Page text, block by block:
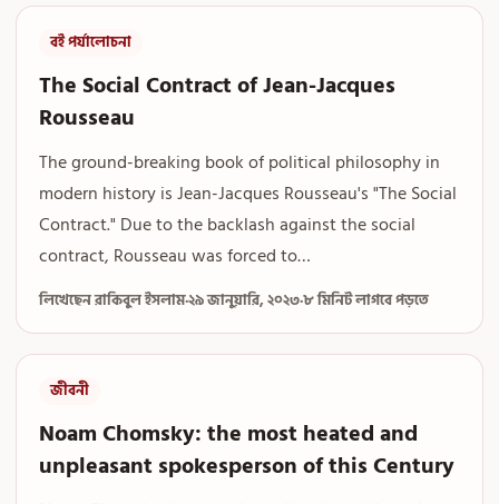
বই পর্যালোচনা
The Social Contract of Jean-Jacques
Rousseau
The ground-breaking book of political philosophy in
modern history is Jean-Jacques Rousseau's "The Social
Contract." Due to the backlash against the social
contract, Rousseau was forced to…
লিখেছেন রাকিবুল ইসলাম·২৯ জানুয়ারি, ২০২৩·৮ মিনিট লাগবে পড়তে
জীবনী
Noam Chomsky: the most heated and
unpleasant spokesperson of this Century